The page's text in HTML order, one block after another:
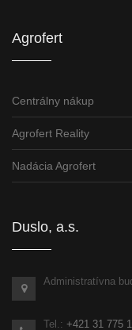
Agrofert
Centrálny nákup
Agrofert Reality
Nadácia Agrofert
Duslo, a.s.
Administratívna
Tel.: +421 31 775